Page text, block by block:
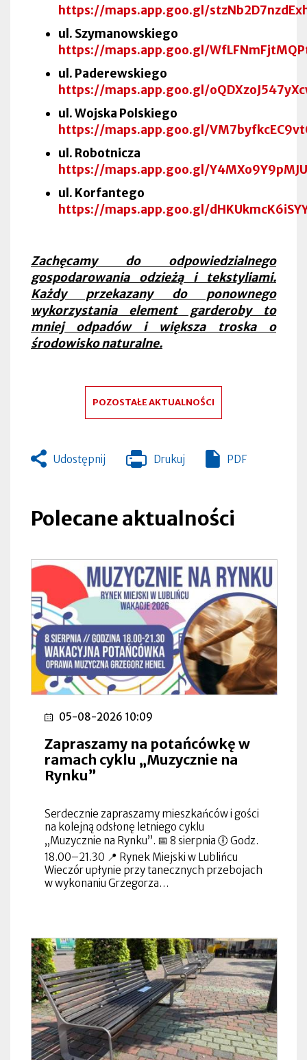
https://maps.app.goo.gl/
ul. Szymanowskiego
https://maps.app.goo.gl/
ul. Paderewskiego
https://maps.app.goo.gl/
ul. Wojska Polskiego
https://maps.app.goo.gl/
ul. Robotnicza
https://maps.app.goo.gl/
ul. Korfantego
https://maps.app.goo.gl/
Zachęcamy do odpowiedzialnego
gospodarowania odzieżą i tekstyliami.
Każdy przekazany do ponownego
wykorzystania element garderoby to
mniej odpadów i większa troska o
środowisko naturalne.
POZOSTAŁE AKTUALNOŚCI
Udostępnij Drukuj
Otworzy
nowej
zakładce
PDF
Polecane aktualności
05-08-2026 10:09
Zapraszamy na potańcówkę w
ramach cyklu „Muzycznie na
Rynku”
Serdecznie zapraszamy mieszkańców i gości
na kolejną odsłonę letniego cyklu
„Muzycznie na Rynku”. 📅 8 sierpnia 🕕 Godz.
18.00–21.30 📍 Rynek Miejski w Lublińcu
Wieczór upłynie przy tanecznych przebojach
w wykonaniu Grzegorza…